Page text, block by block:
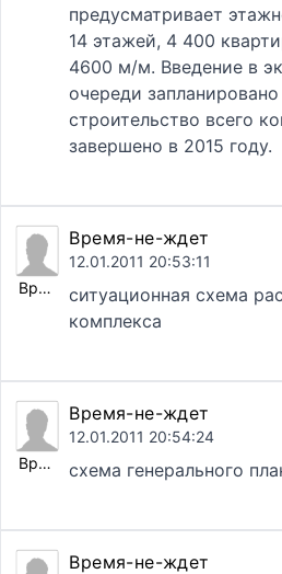
предусматривает
14 этажей, 4 400
4600 м/м. Введение в
очереди
строительство всего
завершено в 2015 году.
Время-не-ждет
Время-не-ждет
12.01.2011 20:53:11
ситуационная схема
комплекса
Время-не-ждет
Время-не-ждет
12.01.2011 20:54:24
схема генерального
Время-не-ждет